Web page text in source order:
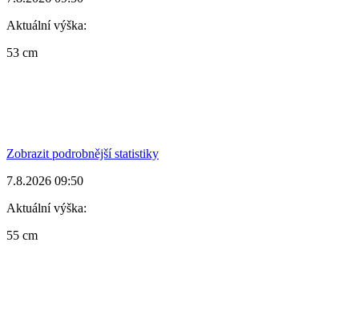
Aktuální výška:
53 cm
Zobrazit podrobnější statistiky
7.8.2026 09:50
Aktuální výška:
55 cm